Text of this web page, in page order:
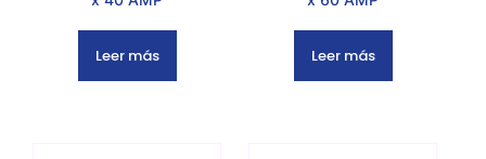
Leer más Leer más